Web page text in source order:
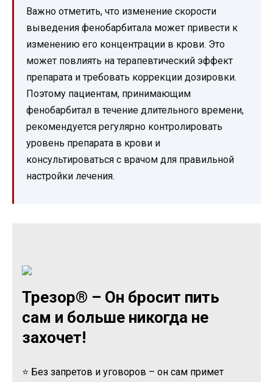
Важно отметить, что изменение скорости
выведения фенобарбитала может привести к
изменению его концентрации в крови. Это
может повлиять на терапевтический эффект
препарата и требовать коррекции дозировки.
Поэтому пациентам, принимающим
фенобарбитал в течение длительного времени,
рекомендуется регулярно контролировать
уровень препарата в крови и
консультироваться с врачом для правильной
настройки лечения.
Трезор® – Он бросит пить
сам и больше никогда не
захочет!
⭐ Без запретов и уговоров – он сам примет